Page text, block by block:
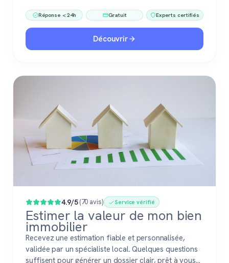
Réponse < 24h Gratuit Experts certifiés
Découvrir
4.9/5(70 avis) Service vérifié
Estimer la valeur de mon bien
immobilier
Recevez une estimation fiable et personnalisée,
validée par un spécialiste local. Quelques questions
suffisent pour générer un dossier clair, prêt à vous